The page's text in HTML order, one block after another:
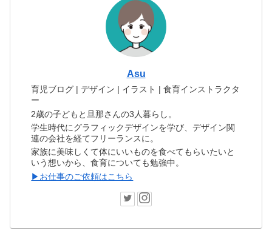
Asu
育児ブログ | デザイン | イラスト | 食育インストラクタ
ー
2歳の子どもと旦那さんの3人暮らし。
学生時代にグラフィックデザインを学び、デザイン関
連の会社を経てフリーランスに。
家族に美味しくて体にいいものを食べてもらいたいと
いう想いから、食育についても勉強中。
▶お仕事のご依頼はこちら